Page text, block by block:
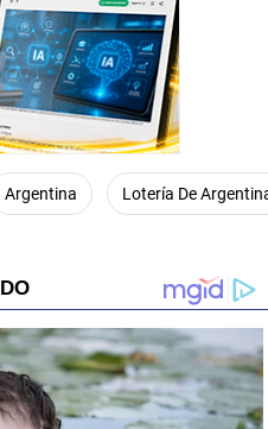
Argentina Lotería De